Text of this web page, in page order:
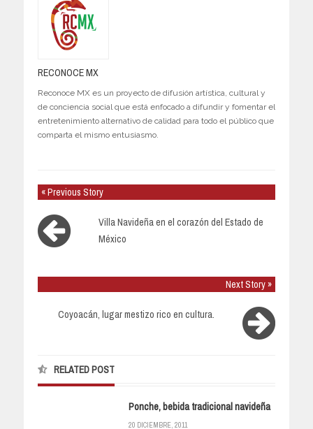
RECONOCE MX
Reconoce MX es un proyecto de difusión artística, cultural y
de conciencia social que está enfocado a difundir y fomentar el
entretenimiento alternativo de calidad para todo el público que
comparta el mismo entusiasmo.
« Previous Story
Villa Navideña en el corazón del Estado de
México
Next Story »
Coyoacán, lugar mestizo rico en cultura.
RELATED POST
Ponche, bebida tradicional navideña
20 DICIEMBRE, 2011